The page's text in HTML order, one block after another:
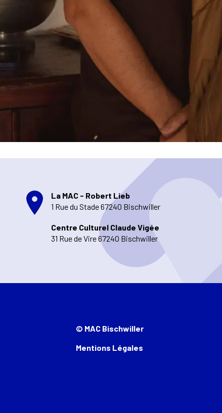
La MAC - Robert Lieb
1 Rue du Stade 67240 Bischwiller
Centre Culturel Claude Vigée
31 Rue de Vire 67240 Bischwiller
© MAC Bischwiller
Mentions Légales